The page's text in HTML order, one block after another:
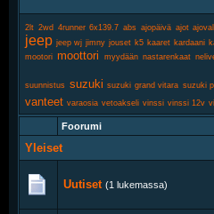
2lt 2wd 4runner 6x139.7 abs ajopäivä ajot
jeep jeep wj jimny jouset k5 kaaret kardaani
mootori moottori myydään nastarenkaat
suunnistus suzuki suzuki grand vitara suzuki
vanteet varaosia vetoakseli vinssi vinssi 12v
Foorumi
Yleiset
Uutiset (1 lukemassa)